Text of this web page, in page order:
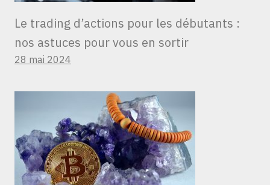
Le trading d’actions pour les débutants :
nos astuces pour vous en sortir
28 mai 2024